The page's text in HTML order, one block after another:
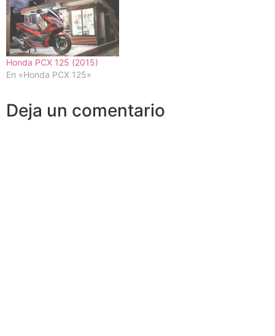
Honda PCX 125 (2015)
En «Honda PCX 125»
Deja un comentario